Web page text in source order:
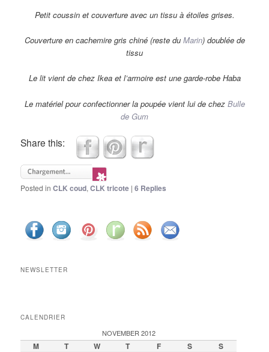
Petit coussin et couverture avec un tissu à étoiles grises.
Couverture en cachemire gris chiné (reste du Marin) doublée de
tissu
Le lit vient de chez Ikea et l’armoire est une garde-robe Haba
Le matériel pour confectionner la poupée vient lui de chez Bulle
de Gum
Share this:
Posted in CLK coud,CLK tricote |6 Replies
NEWSLETTER
CALENDRIER
NOVEMBER 2012
M T W T F S S